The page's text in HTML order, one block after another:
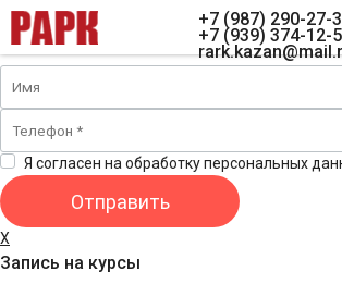
Обратная связь
Я согласен на обработку персональных
X
Запись на курсы
+7 (987) 290-27-
+7 (939) 374-12-